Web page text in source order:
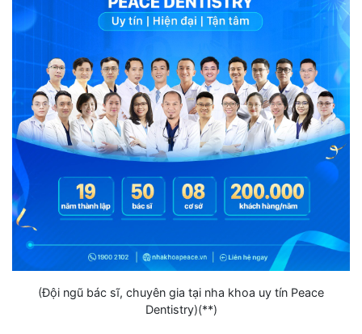
(Đội ngũ bác sĩ, chuyên gia tại nha khoa uy tín Peace
Dentistry)(**)